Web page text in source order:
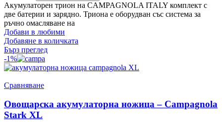
Акумулаторен трион на CAMPAGNOLA ITALY комплект с
две батерии и зарядно. Триона е оборудван със система за
ръчно омасляване на
Добави в любими
Добавяне в количката
Бърз преглед
-1%
Сравняване
Овощарска акумулаторна ножица – Campagnola
Stark XL